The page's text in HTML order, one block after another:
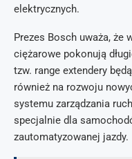
elektrycznych.
Prezes Bosch uważa, że
ciężarowe pokonują
tzw. range extendery
również na rozwoju
systemu zarządzania
specjalnie dla
zautomatyzowanej jazdy.